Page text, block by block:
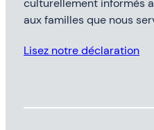
culturellement informés
aux familles que nous
Lisez notre déclaration